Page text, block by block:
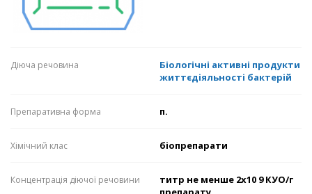
Діюча речовина
Біологічні активні продукти
життєдіяльності бактерій
Препаративна форма п.
Хімічний клас біопрепарати
Концентрація діючої речовини
титр не менше 2х10 9 КУО/г